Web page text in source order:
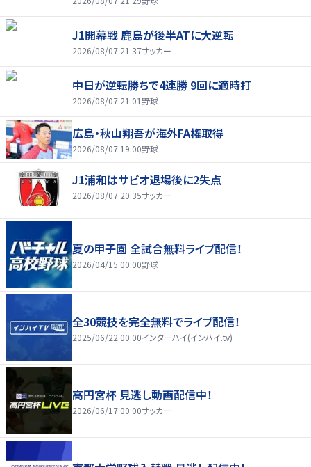
J1開幕戦 鹿島が後半ATに大逆転
2026/08/07 21:37サッカー
中日が逆転勝ちで4連勝 9回に適時打
2026/08/07 21:01 野球
広島・秋山翔吾が海外FA権取得
2026/08/07 19:00野球
J1浦和はサビオ退場後に2失点
2026/08/07 20:35サッカー
夏の甲子園 全試合無料ライブ配信！
2026/04/15 00:00野球
全30競技を完全無料でライブ配信！
2025/06/22 00:00インターハイ(インハイ.tv)
高円宮杯 見逃し動画配信中！
2026/06/17 00:00サッカー